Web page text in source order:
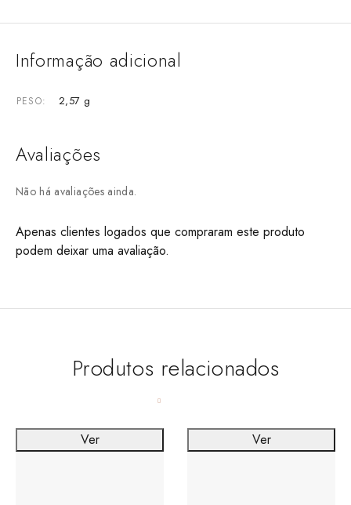
Informação adicional
PESO 2,57 g
Avaliações
Não há avaliações ainda.
Apenas clientes logados que compraram este produto
podem deixar uma avaliação.
Produtos relacionados
Ver Ver